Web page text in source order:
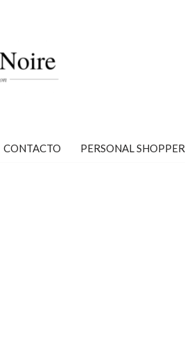
CONTACTO PERSONAL SHOPPER